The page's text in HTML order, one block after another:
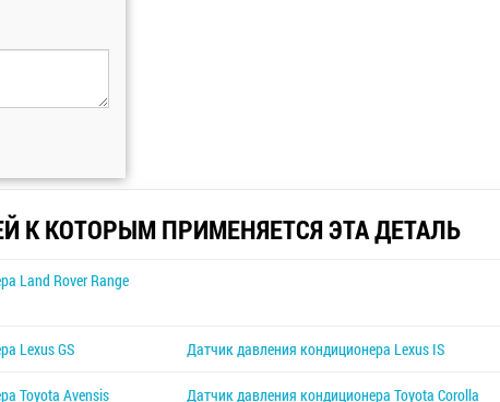
К КОТОРЫМ ПРИМЕНЯЕТСЯ ЭТА ДЕТАЛЬ
Land Rover Range
Lexus GS Датчик давления кондиционера Lexus IS
Toyota Avensis Датчик давления кондиционера Toyota Corolla